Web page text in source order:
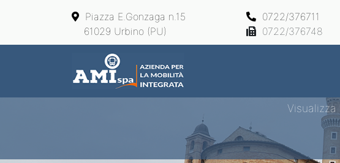
Piazza E.Gonzaga n.15
61029 Urbino (PU)
0722/376711
0722/376748
Main Navigation
Visualizza